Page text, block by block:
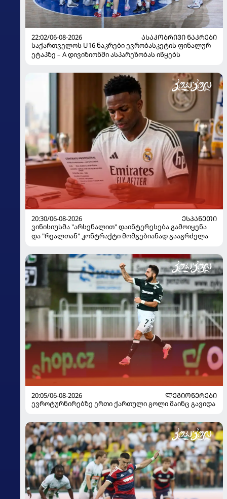
22:02/06-08-2026
ᲐᲡᲐᲙᲝᲑᲠᲘᲕᲘ ᲜᲐᲙᲠᲔᲑᲘ
საქართველოს U16 ნაკრები ევრობასკეტის ფინალურ
ეტაპზე – A დივიზიონში ასპარეზობას იწყებს
20:30/06-08-2026
ᲔᲡᲞᲐᲜᲔᲗᲘ
ვინისიუსმა "არსენალით" დაინტერესება გამოიყენა
და "რეალთან" კონტრაქტი მომგებიანად გააგრძელა
20:05/06-08-2026
ᲚᲔᲒᲘᲝᲜᲔᲠᲔᲑᲘ
ევროტურნირებზე ერთი ქართული გოლი მაინც გავიდა